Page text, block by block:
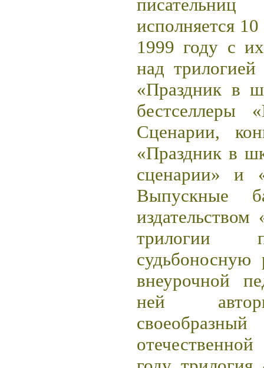
исполняется
1999 году с
над
«Праздник в
бестселлеры
Сценарии,
«Праздник в
сценарии» и
Выпускные
трилогии
судьбоносную
внеурочной
ней